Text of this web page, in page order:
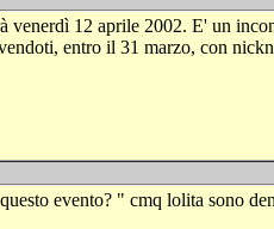
12 aprile 2002. E' un
entro il 31 marzo, con
questo evento? " cmq lolita sono